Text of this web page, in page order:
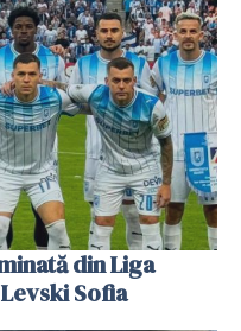
din Liga
Sofia